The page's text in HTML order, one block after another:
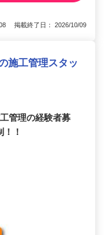
掲載終了日： 2026/10/09
施工管理スタッ
管理の経験者募
！